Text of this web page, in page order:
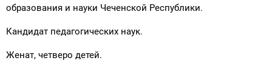
образования и науки Чеченской Республики.
Кандидат педагогических наук.
Женат, четверо детей.